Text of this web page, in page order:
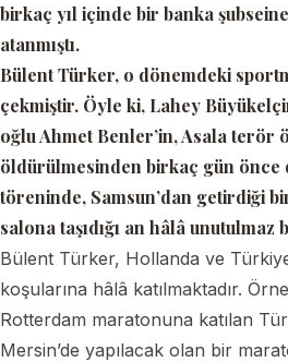
birkaç yıl içinde bir banka
atanmıştı.
Bülent Türker, o dönemdeki
çekmiştir. Öyle ki, Lahey
oğlu Ahmet Benler’in, Asala terör
öldürülmesinden birkaç gün önce
töreninde, Samsun’dan getirdiği
salona taşıdığı an hâlâ unutulmaz
Bülent Türker, Hollanda ve
koşularına hâlâ katılmaktadır.
Rotterdam maratonuna katılan
Mersin’de yapılacak olan bir